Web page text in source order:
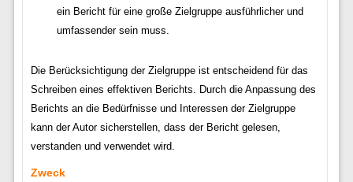
ein Bericht für eine große Zielgruppe ausführlicher und
umfassender sein muss.
Die Berücksichtigung der Zielgruppe ist entscheidend für das
Schreiben eines effektiven Berichts. Durch die Anpassung des
Berichts an die Bedürfnisse und Interessen der Zielgruppe
kann der Autor sicherstellen, dass der Bericht gelesen,
verstanden und verwendet wird.
Zweck